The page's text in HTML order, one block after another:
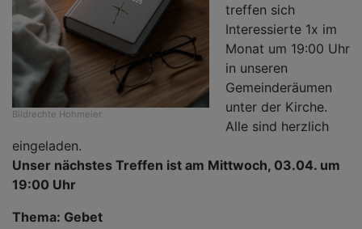
Bildrechte Hohmeier
treffen sich
Interessierte 1x im
Monat um 19:00 Uhr
in unseren
Gemeinderäumen
unter der Kirche.
Alle sind herzlich
eingeladen.
Unser nächstes Treffen ist am Mittwoch, 03.04. um
19:00 Uhr
Thema: Gebet